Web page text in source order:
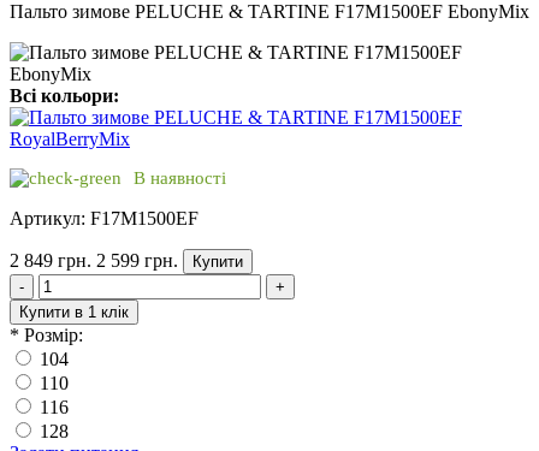
Пальто зимове PELUCHE & TARTINE F17M1500EF EbonyMix
Всі кольори:
В наявності
Артикул: F17M1500EF
2 849 грн. 2 599 грн.
Купити
-
+
Купити в 1 клік
* Розмір:
104
110
116
128